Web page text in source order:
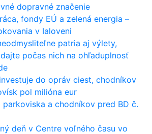
dopravné značenie
fondy EÚ a zelená energia –
v Ialoveni
patria aj výlety,
počas nich na ohľaduplnosť
do opráv ciest, chodníkov
pol milióna eur
parkoviska a chodníkov pred BD č.
deň v Centre voľného času vo